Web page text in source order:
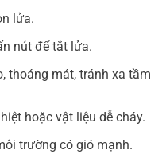
lửa.
nút để tắt lửa.
thoáng mát, tránh xa tầm
hoặc vật liệu dễ cháy.
trường có gió mạnh.